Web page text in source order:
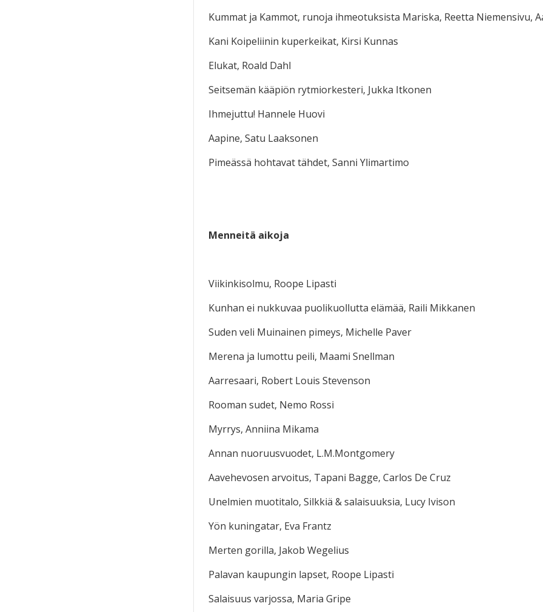
Kummat ja Kammot, runoja ihmeotuksista Mariska, Reetta Niemensivu,
Kani Koipeliinin kuperkeikat, Kirsi Kunnas
Elukat, Roald Dahl
Seitsemän kääpiön rytmiorkesteri, Jukka Itkonen
Ihmejuttu! Hannele Huovi
Aapine, Satu Laaksonen
Pimeässä hohtavat tähdet, Sanni Ylimartimo
Menneitä aikoja
Viikinkisolmu, Roope Lipasti
Kunhan ei nukkuvaa puolikuollutta elämää, Raili Mikkanen
Suden veli Muinainen pimeys, Michelle Paver
Merena ja lumottu peili, Maami Snellman
Aarresaari, Robert Louis Stevenson
Rooman sudet, Nemo Rossi
Myrrys, Anniina Mikama
Annan nuoruusvuodet, L.M.Montgomery
Aavehevosen arvoitus, Tapani Bagge, Carlos De Cruz
Unelmien muotitalo, Silkkiä & salaisuuksia, Lucy Ivison
Yön kuningatar, Eva Frantz
Merten gorilla, Jakob Wegelius
Palavan kaupungin lapset, Roope Lipasti
Salaisuus varjossa, Maria Gripe